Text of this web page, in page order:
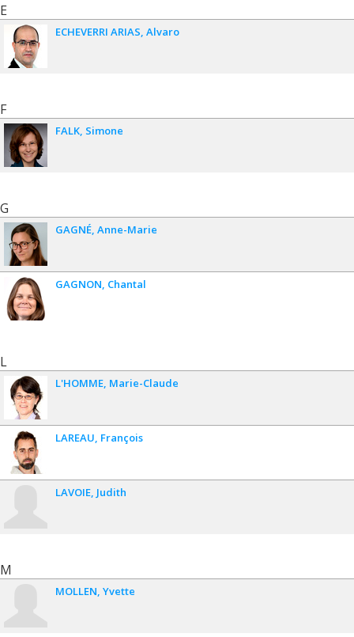
E
ECHEVERRI ARIAS Alvaro
F
FALK Simone
G
GAGNÉ Anne-Marie
GAGNON Chantal
L
L'HOMME Marie-Claude
LAREAU François
LAVOIE Judith
M
MOLLEN Yvette